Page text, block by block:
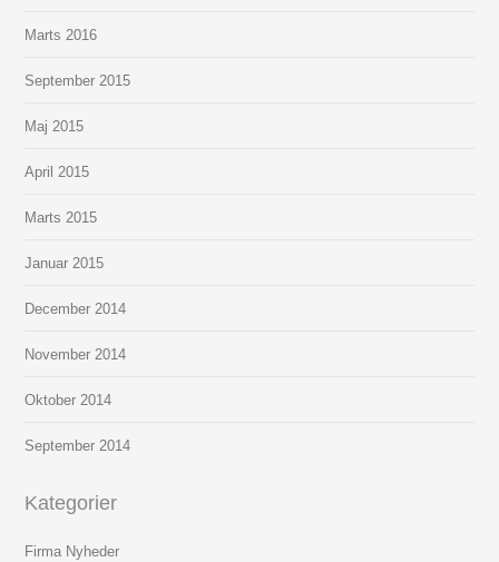
Marts 2016
September 2015
Maj 2015
April 2015
Marts 2015
Januar 2015
December 2014
November 2014
Oktober 2014
September 2014
Kategorier
Firma Nyheder